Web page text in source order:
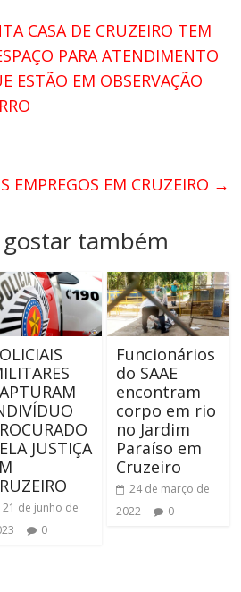
CASA DE CRUZEIRO TEM
PARA ATENDIMENTO
ESTÃO EM OBSERVAÇÃO
EMPREGOS EM CRUZEIRO →
também
JUSTIÇA
21 de junho de
0
Funcionários
do SAAE
encontram
corpo em rio
no Jardim
Paraíso em
Cruzeiro
24 de março de
2022
0